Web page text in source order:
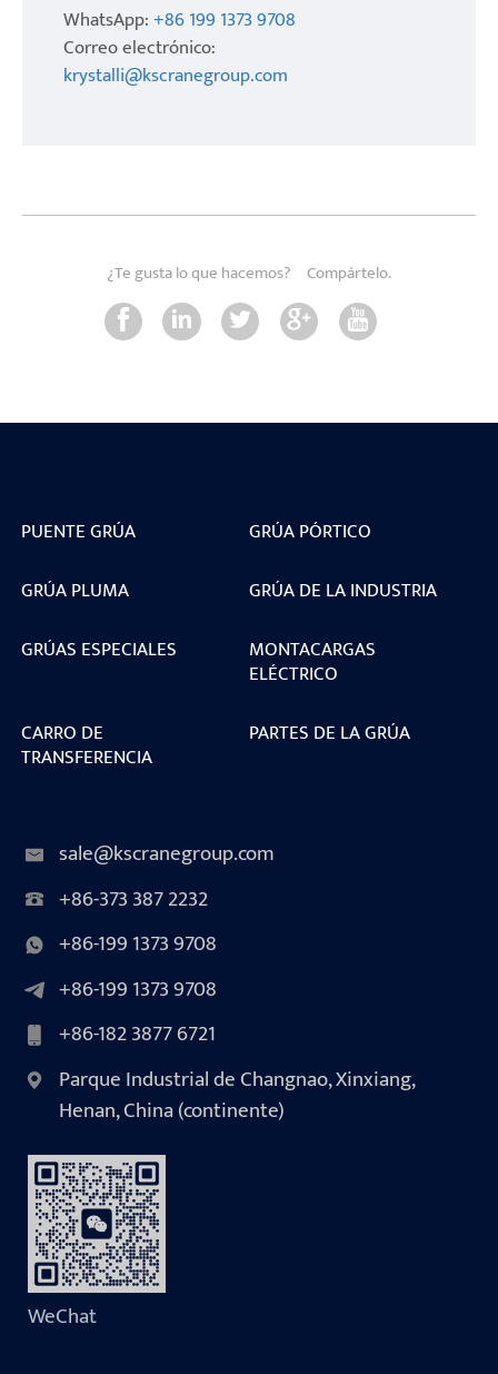
WhatsApp:+86 199 1373 9708
Correo electrónico:
krystalli@kscranegroup.com
¿Te gusta lo que hacemos? Compártelo.
PUENTE GRÚA
GRÚA PÓRTICO
GRÚA PLUMA
GRÚA DE LA INDUSTRIA
GRÚAS ESPECIALES
MONTACARGAS
ELÉCTRICO
CARRO DE
TRANSFERENCIA
PARTES DE LA GRÚA
sale@kscranegroup.com
+86-373 387 2232
+86-199 1373 9708
+86-199 1373 9708
+86-182 3877 6721
Parque Industrial de Changnao, Xinxiang,
Henan, China (continente)
WeChat